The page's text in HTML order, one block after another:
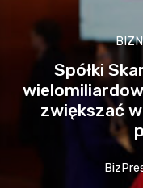
Spółki
zwiększać